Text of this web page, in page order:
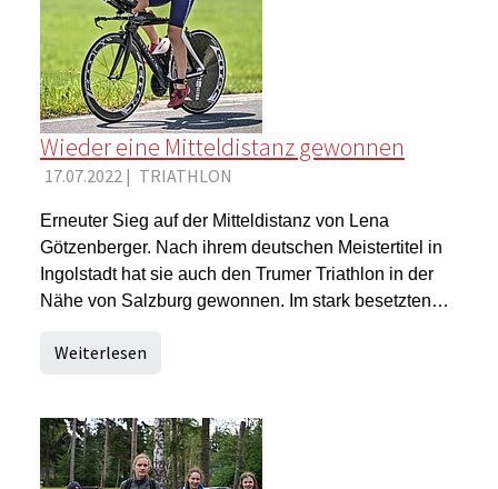
Wieder eine Mitteldistanz gewonnen
17.07.2022 | TRIATHLON
Erneuter Sieg auf der Mitteldistanz von Lena
Götzenberger. Nach ihrem deutschen Meistertitel in
Ingolstadt hat sie auch den Trumer Triathlon in der
Nähe von Salzburg gewonnen. Im stark besetzten…
Weiterlesen